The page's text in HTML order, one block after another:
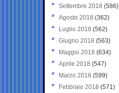
Settembre 2018 (586)
Agosto 2018 (362)
Luglio 2018 (562)
Giugno 2018 (563)
Maggio 2018 (634)
Aprile 2018 (547)
Marzo 2018 (599)
Febbraio 2018 (571)